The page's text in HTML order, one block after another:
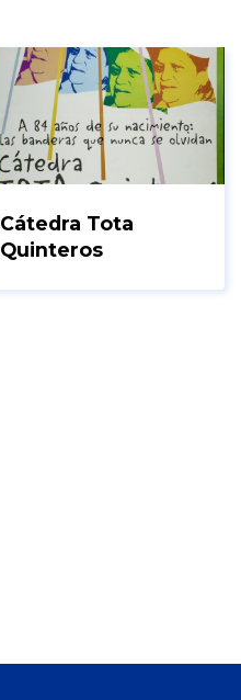
Cátedra Tota
Quinteros